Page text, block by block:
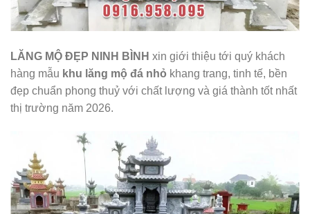
LĂNG MỘ ĐẸP NINH BÌNH xin giới thiệu tới quý khách
hàng mẫu khu lăng mộ đá nhỏ khang trang, tinh tế, bền
đẹp chuẩn phong thuỷ với chất lượng và giá thành tốt nhất
thị trường năm 2026.